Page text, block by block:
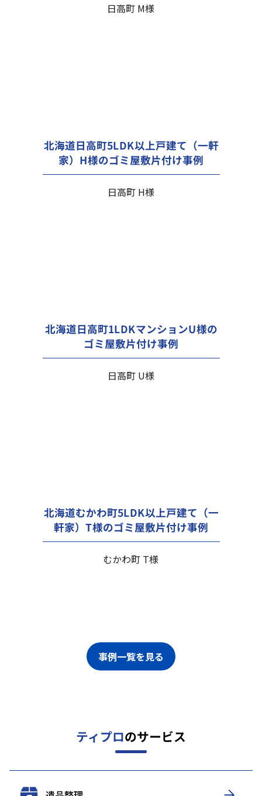
日高町 M様
北海道日高町5LDK以上戸建て（一軒
家）H様のゴミ屋敷片付け事例
日高町 H様
北海道日高町1LDKマンションU様の
ゴミ屋敷片付け事例
日高町 U様
北海道むかわ町5LDK以上戸建て（一
軒家）T様のゴミ屋敷片付け事例
むかわ町 T様
事例一覧を見る
ティプロのサービス